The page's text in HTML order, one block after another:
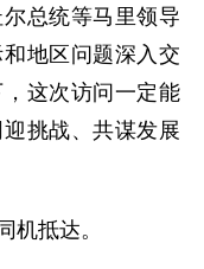
总统等马里领导
地区问题深入交
这次访问一定能
挑战、共谋发展
抵达。